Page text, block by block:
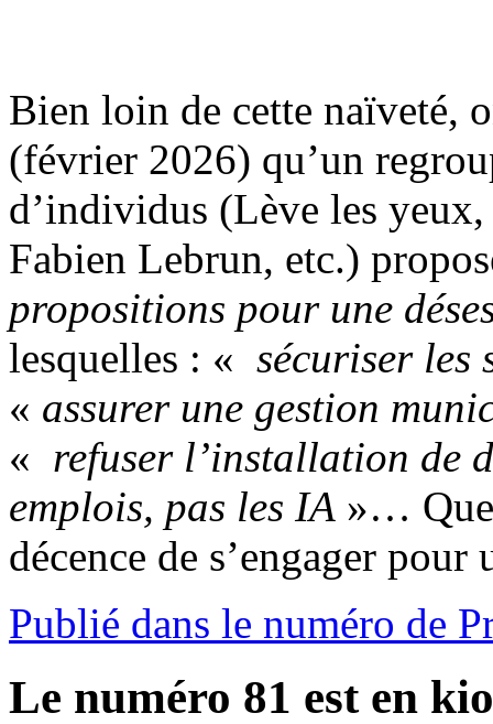
Bien loin de cette naïveté,
(février 2026) qu’un
d’individus (Lève les
Fabien Lebrun, etc.)
propositions pour une
lesquelles : « sécuriser les
« assurer une gestion
« refuser l’installation de
emplois, pas les IA »…
décence de s’engager pour
Publié dans le numéro de
Le numéro 81 est en